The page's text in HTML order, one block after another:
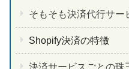
そもそも決済代行サー
Shopify決済の特徴
決済サービスごとの珠